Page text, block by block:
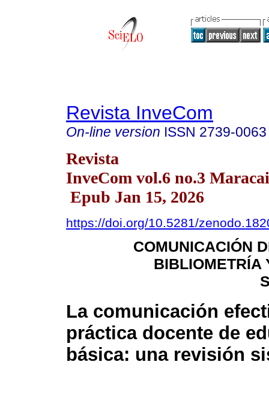
Revista InveCom
On-line version ISSN 2739-0063
Revista
InveCom vol.6 no.3
Epub Jan 15, 2026
https://doi.org/10.5281/
COMUNICACIÓN
BIBLIOMETRÍA
La comunicación
práctica docente de
básica: una revisión